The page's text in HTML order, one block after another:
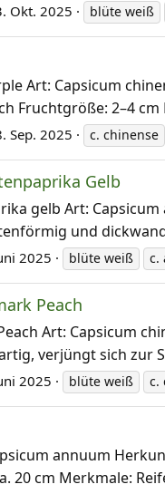
Okt. 2025 blüte weiß
Art: Capsicum
Fruchtgröße: 2–4 cm
Sep. 2025 c. chinense
Gelb
gelb Art:
und
2025 blüte weiß c.
Peach
Art: Capsicum
verjüngt sich zur
2025 blüte weiß c.
annuum
20 cm Merkmale: